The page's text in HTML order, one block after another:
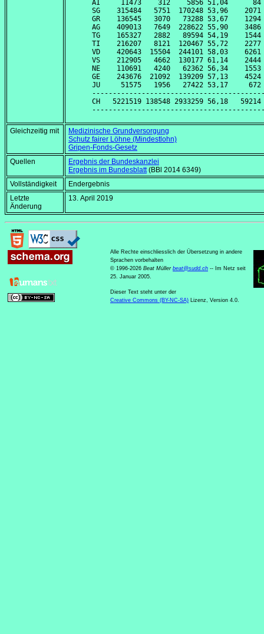
AI     11473    312    5856 51,04
SG    315484   5751  170248 53,96
GR    136545   3070   73288 53,67
AG    409013   7649  228622 55,90
TG    165327   2882   89594 54,19
TI    216207   8121  120467 55,72
VD    420643  15504  244101 58,03
VS    212905   4662  130177 61,14
NE    110691   4240   62362 56,34
GE    243676  21092  139209 57,13
JU     51575   1956   27422 53,17
CH   5221519 138548 2933259 56,18
Gleichzeitig mit
Medizinische Grundversorgung
Schutz fairer Löhne (Mindestlohn)
Gripen-Fonds-Gesetz
Quellen
Ergebnis der Bundeskanzlei
Ergebnis im Bundesblatt(BBl 2014 6349)
Vollständigkeit
Endergebnis
Letzte
Änderung
13. April 2019
Alle Rechte einschliesslich der Übersetzung in andere
Sprachen vorbehalten
© 1996-2026 Beat Müller beat@sudd.ch -- Im Netz seit
25. Januar 2005.
Dieser Text steht unter der
Creative Commons (BY-NC-SA) Lizenz, Version 4.0.